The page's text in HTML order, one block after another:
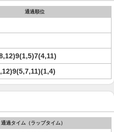
通過順位
通過タイム（ラップタイム）